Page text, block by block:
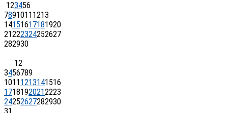
123456
7891011 1213
14151617181920
21222324252627
282930
12
3456789
1011 1213141516
17181920212223
24252627282930